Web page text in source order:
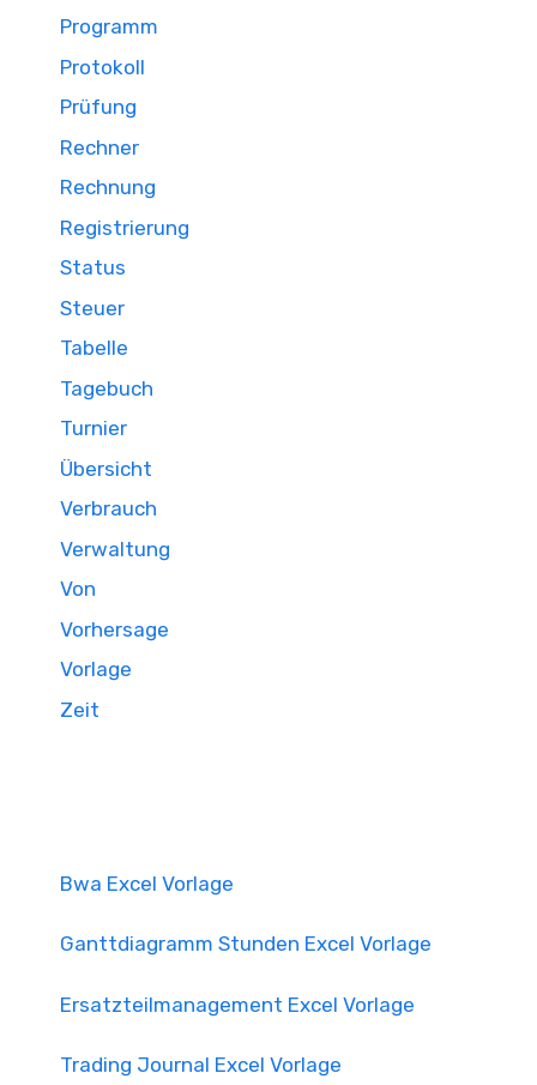
Programm
Protokoll
Prüfung
Rechner
Rechnung
Registrierung
Status
Steuer
Tabelle
Tagebuch
Turnier
Übersicht
Verbrauch
Verwaltung
Von
Vorhersage
Vorlage
Zeit
Bwa Excel Vorlage
Ganttdiagramm Stunden Excel Vorlage
Ersatzteilmanagement Excel Vorlage
Trading Journal Excel Vorlage